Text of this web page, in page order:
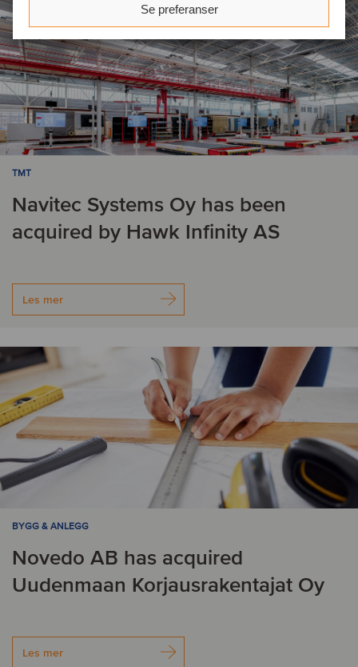
Se preferanser
TMT
Navitec Systems Oy has been
acquired by Hawk Infinity AS
Les mer
BYGG & ANLEGG
Novedo AB has acquired
Uudenmaan Korjausrakentajat Oy
Les mer